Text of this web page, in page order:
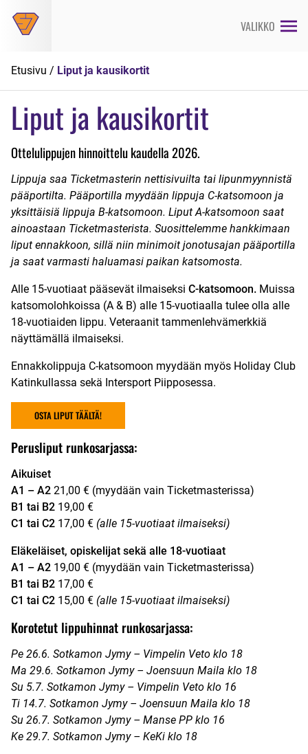
suoraan
VALIKKO
Etusivu / Liput ja kausikortit
Liput ja kausikortit
Ottelulippujen hinnoittelu kaudella 2026.
Lippuja saa Ticketmasterin nettisivuilta tai lipunmyynnistä
pääportilta. Pääportilla myydään lippuja C-katsomoon ja
yksittäisiä lippuja B-katsomoon. Liput A-katsomoon saat
ainoastaan Ticketmasterista. Suosittelemme hankkimaan
liput ennakkoon, sillä niin minimoit jonotusajan pääportilla
ja saat varmasti haluamasi paikan katsomosta.
Alle 15-vuotiaat pääsevät ilmaiseksi C-katsomoon. Muissa
katsomolohkoissa (A & B) alle 15-vuotiaalla tulee olla alle
18-vuotiaiden lippu. Veteraanit tammenlehvämerkkiä
näyttämällä ilmaiseksi.
Ennakkolippuja C-katsomoon myydään myös Holiday Club
Katinkullassa sekä Intersport Piipposessa.
OSTA LIPUT TÄÄLTÄ!
Perusliput runkosarjassa:
Aikuiset
A1 – A2 21,00 € (myydään vain Ticketmasterissa)
B1 tai B2 19,00 €
C1 tai C2 17,00 € (alle 15-vuotiaat ilmaiseksi)
Eläkeläiset, opiskelijat sekä alle 18-vuotiaat
A1 – A2 19,00 € (myydään vain Ticketmasterissa)
B1 tai B2 17,00 €
C1 tai C2 15,00 € (alle 15-vuotiaat ilmaiseksi)
Korotetut lippuhinnat runkosarjassa:
Pe 26.6. Sotkamon Jymy – Vimpelin Veto klo 18
Ma 29.6. Sotkamon Jymy – Joensuun Maila klo 18
Su 5.7. Sotkamon Jymy – Vimpelin Veto klo 16
Ti 14.7. Sotkamon Jymy – Joensuun Maila klo 18
Su 26.7. Sotkamon Jymy – Manse PP klo 16
Ke 29.7. Sotkamon Jymy – KeKi klo 18